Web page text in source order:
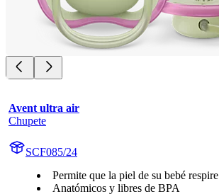
Avent ultra air
Chupete
SCF085/24
Permite que la piel de su bebé respire
Anatómicos y libres de BPA